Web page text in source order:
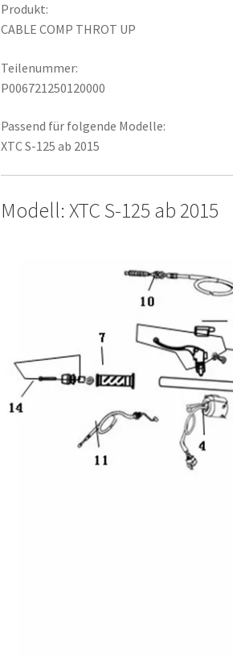
Produkt:
CABLE COMP THROT UP
Teilenummer:
P006721250120000
Passend für folgende Modelle:
XTC S-125 ab 2015
Modell: XTC S-125 ab 2015